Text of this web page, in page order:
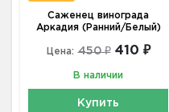
Саженец винограда
Аркадия (Ранний/Белый)
Цена: 450 ₽ 410 ₽
В наличии
Купить